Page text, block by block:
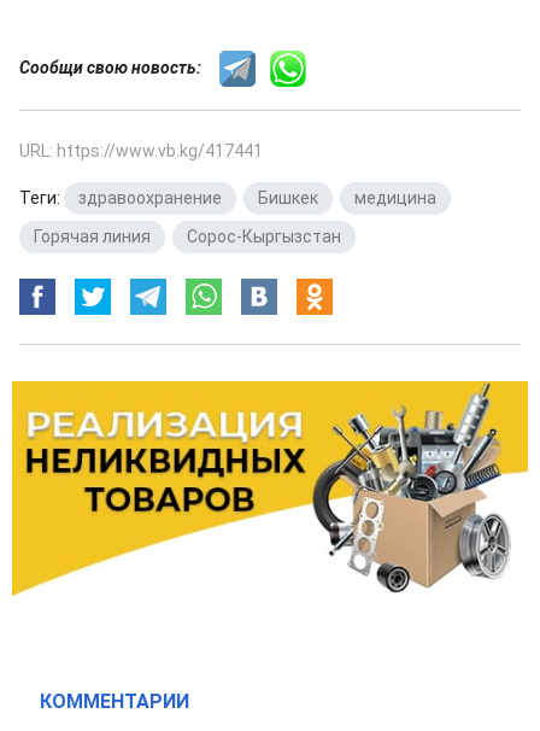
Сообщи свою новость:
URL: https://www.vb.kg/417441
Теги: здравоохранение Бишкек медицина
Горячая линия
Сорос-Кыргызстан
КОММЕНТАРИИ